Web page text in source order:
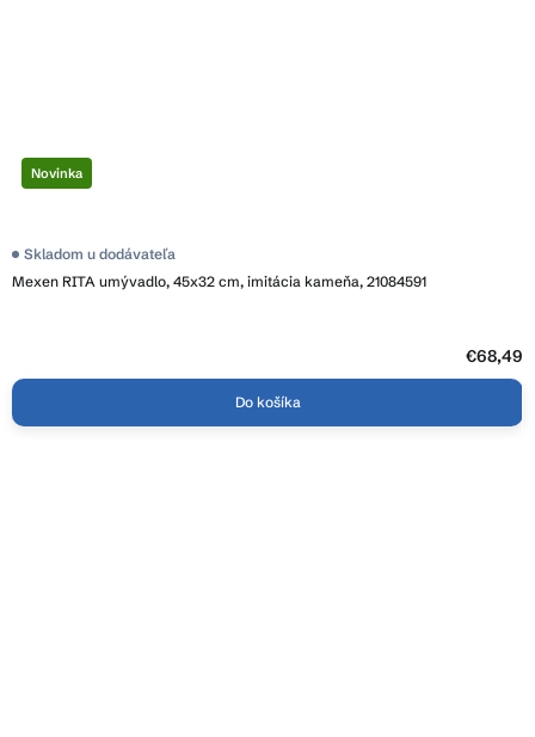
Novinka
Mexen RITA umývadlo, 45x32 cm, imitácia kameňa, 21084591
Skladom u dodávateľa
€68,49
Do košíka